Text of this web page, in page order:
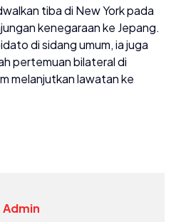
tiba di New York pada
kenegaraan ke Jepang.
di sidang umum, ia juga
pertemuan bilateral di
melanjutkan lawatan ke
Admin